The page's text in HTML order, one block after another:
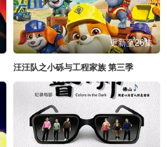
更新至26集
汪汪队之小砾与工程家族 第三季